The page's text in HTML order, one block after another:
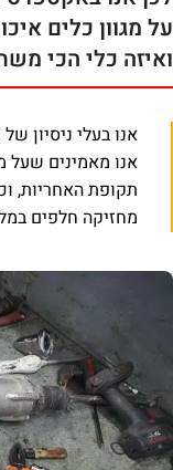
על מגוון כלים
ואיזה כלי הכי
אנו מאמינים שעל
תקופת האחריות,
מחזיקה חלפים